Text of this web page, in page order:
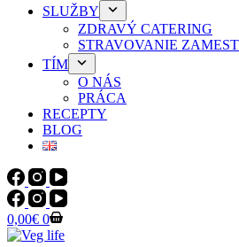
SLUŽBY
ZDRAVÝ CATERING
STRAVOVANIE
TÍM
O NÁS
PRÁCA
RECEPTY
BLOG
Shopping
cart
0,00€ 0